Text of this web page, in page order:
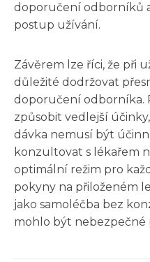
doporučení odborníků
postup užívání.
Závěrem lze říci, že při
důležité dodržovat
doporučení odborníka.
způsobit vedlejší
dávka nemusí být
konzultovat s lékařem
optimální režim pro
pokyny na přiloženém
jako samoléčba bez
mohlo být nebezpečné